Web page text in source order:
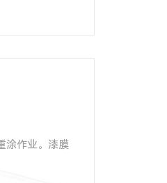
涂作业。漆膜